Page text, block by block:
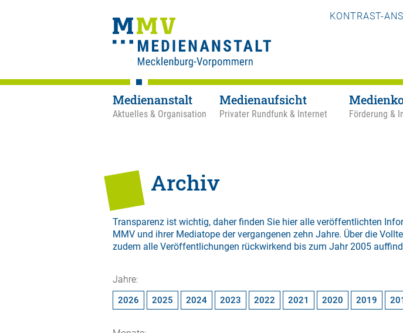
KONTRAST-
Medienanstalt
Aktuelles & Organisation
Medienaufsicht
Privater Rundfunk & Internet Förderung &
Archiv
Transparenz ist wichtig, daher finden Sie hier alle veröffentlichten
MMV und ihrer Mediatope der vergangenen zehn Jahre. Über die
zudem alle Veröffentlichungen rückwirkend bis zum Jahr 2005
Jahre:
2026 2025 2024 2023 2022 2021 2020 2019